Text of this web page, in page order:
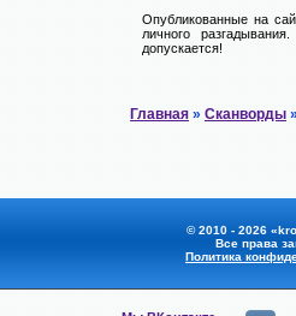
Опубликованные на
личного
допускается!
Главная » Сканворды
© 2010 - 2026
Все права
Политика